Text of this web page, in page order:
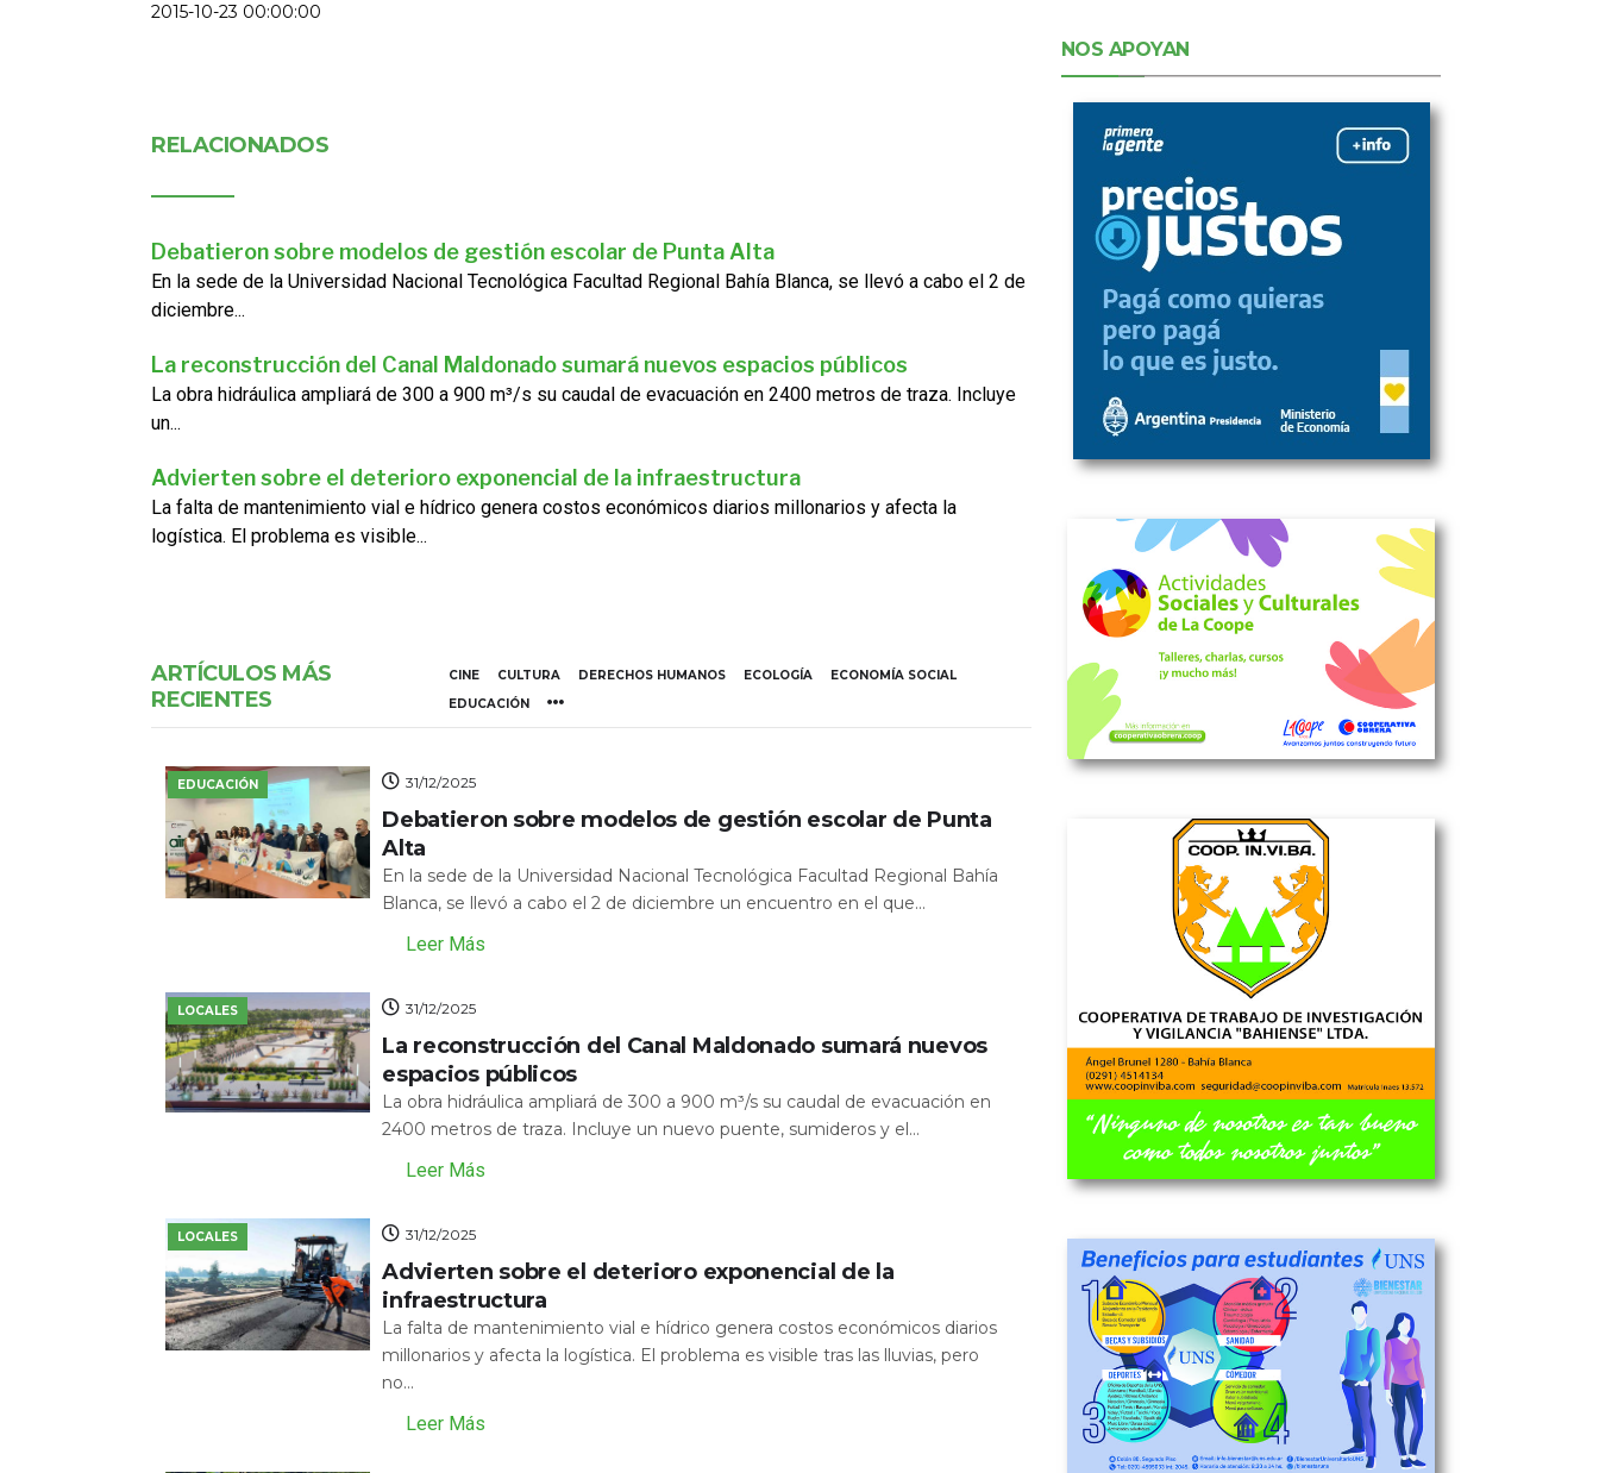
2015-10-23 00:00:00
RELACIONADOS
Debatieron sobre modelos de gestión escolar de Punta Alta
En la sede de la Universidad Nacional Tecnológica Facultad Regional Bahía Blanca, se llevó a cabo el 2 de
diciembre...
La reconstrucción del Canal Maldonado sumará nuevos espacios públicos
La obra hidráulica ampliará de 300 a 900 m³/s su caudal de evacuación en 2400 metros de traza. Incluye
un...
Advierten sobre el deterioro exponencial de la infraestructura
La falta de mantenimiento vial e hídrico genera costos económicos diarios millonarios y afecta la
logística. El problema es visible...
ARTÍCULOS MÁS
RECIENTES
CINE CULTURA DERECHOS HUMANOS ECOLOGÍA
ECONOMÍA SOCIAL
EDUCACIÓN
EDUCACIÓN 31/12/2025
Debatieron sobre modelos de gestión escolar de Punta
Alta
En la sede de la Universidad Nacional Tecnológica Facultad Regional Bahía
Blanca, se llevó a cabo el 2 de diciembre un encuentro en el que...
Leer Más
LOCALES 31/12/2025
La reconstrucción del Canal Maldonado sumará nuevos
espacios públicos
La obra hidráulica ampliará de 300 a 900 m³/s su caudal de evacuación en
2400 metros de traza. Incluye un nuevo puente, sumideros y el...
Leer Más
LOCALES 31/12/2025
Advierten sobre el deterioro exponencial de la
infraestructura
La falta de mantenimiento vial e hídrico genera costos económicos diarios
millonarios y afecta la logística. El problema es visible tras las lluvias, pero
no...
Leer Más
NOS APOYAN